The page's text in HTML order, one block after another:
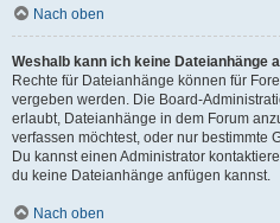
Nach oben
Weshalb kann ich keine Dateianhänge
Rechte für Dateianhänge können für
vergeben werden. Die Board-
erlaubt, Dateianhänge in dem Forum
verfassen möchtest, oder nur bestimmte
Du kannst einen Administrator
du keine Dateianhänge anfügen kannst.
Nach oben